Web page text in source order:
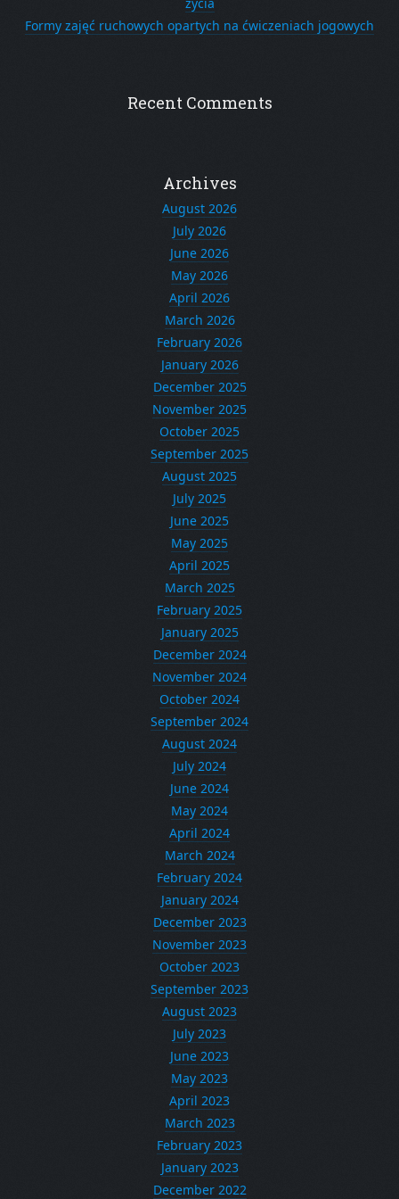
Formy zajęć ruchowych opartych na ćwiczeniach jogowych
Recent Comments
Archives
August 2026
July 2026
June 2026
May 2026
April 2026
March 2026
February 2026
January 2026
December 2025
November 2025
October 2025
September 2025
August 2025
July 2025
June 2025
May 2025
April 2025
March 2025
February 2025
January 2025
December 2024
November 2024
October 2024
September 2024
August 2024
July 2024
June 2024
May 2024
April 2024
March 2024
February 2024
January 2024
December 2023
November 2023
October 2023
September 2023
August 2023
July 2023
June 2023
May 2023
April 2023
March 2023
February 2023
January 2023
December 2022